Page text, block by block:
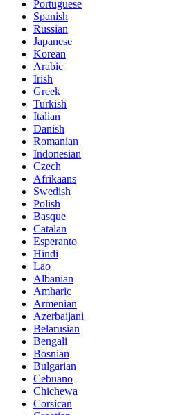
Portuguese
Spanish
Russian
Japanese
Korean
Arabic
Irish
Greek
Turkish
Italian
Danish
Romanian
Indonesian
Czech
Afrikaans
Swedish
Polish
Basque
Catalan
Esperanto
Hindi
Lao
Albanian
Amharic
Armenian
Azerbaijani
Belarusian
Bengali
Bosnian
Bulgarian
Cebuano
Chichewa
Corsican